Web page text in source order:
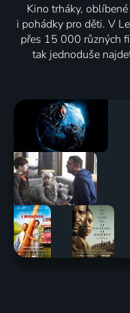
Kino trháky,
i pohádky pro děti. V
přes 15 000 různých
tak jednoduše